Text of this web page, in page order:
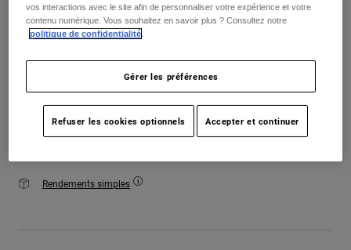
Ajouter au panier
Rendements simples
vos interactions avec le site afin de personnaliser votre expérience et votre
contenu numérique. Vous souhaitez en savoir plus ? Consultez notre
politique de confidentialité
Gérer les préférences
Refuser les cookies optionnels Accepter et continuer